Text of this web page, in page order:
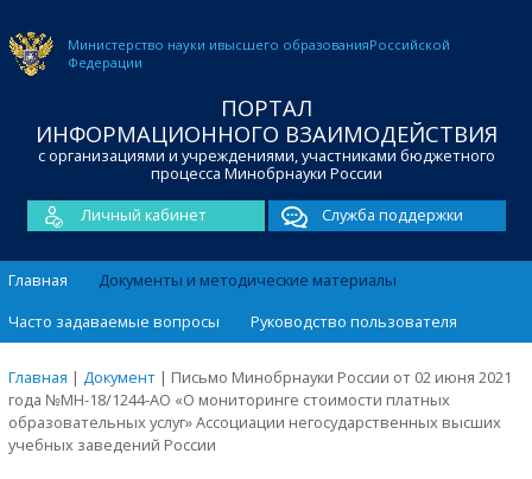
Министерство науки ивысшего образованияРоссийской
Федерации
ПОРТАЛ
ИНФОРМАЦИОННОГО ВЗАИМОДЕЙСТВИЯ
с организациями и учреждениями, участниками бюджетного
процесса Минобрнауки России
Личный кабинет
Служба поддержки
Главная
Документы и методические материалы
Часто задаваемые вопросы
Руководство пользователя
Главная | Документ | Письмо Минобрнауки России от 02 июня 2021
года №МН-18/1244-АО «О мониторинге стоимости платных
образовательных услуг» Ассоциации негосударственных высших
учебных заведений России